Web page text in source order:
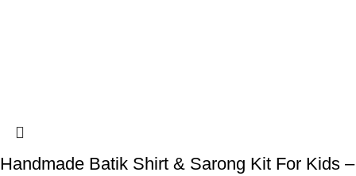
Handmade Batik Shirt & Sarong Kit For Kids –